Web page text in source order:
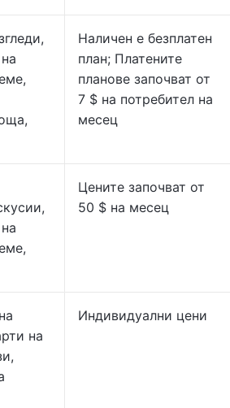
Наличен е безплатен
план; Платените
планове започват от
7 $ на потребител на
месец
Цените започват от
50 $ на месец
на
Индивидуални цени